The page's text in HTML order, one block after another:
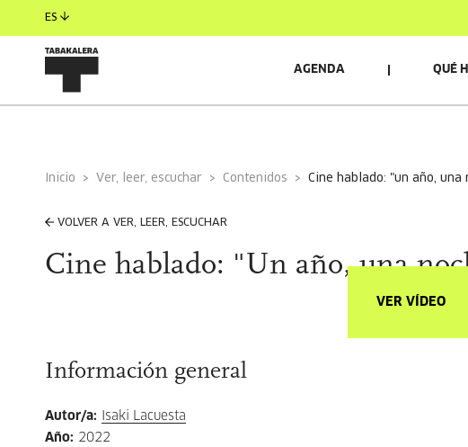
ES
AGENDA QUÉ
Inicio Ver, leer, escuchar Contenidos cine hablado: "un año,
VOLVER A VER, LEER, ESCUCHAR
Cine hablado: "Un año, una
VER VÍDEO
Información general
Autor/a:
Isaki Lacuesta
Año: 2022